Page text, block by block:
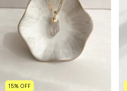
15% OFF